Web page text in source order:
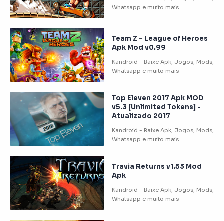
Team Z – League of Heroes
Apk Mod v0.99
Top Eleven 2017 Apk MOD
v5.3 [Unlimited Tokens] -
Atualizado 2017
Travia Returns v1.53 Mod
Apk